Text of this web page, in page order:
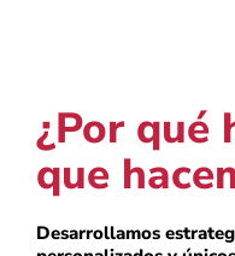
¿Por qué
que
Desarrollamos